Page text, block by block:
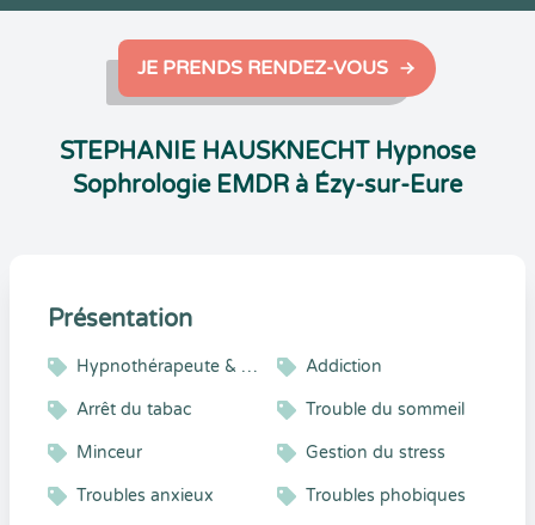
JE PRENDS RENDEZ-VOUS
STEPHANIE HAUSKNECHT Hypnose
Sophrologie EMDR à Ézy-sur-Eure
Présentation
Hypnothérapeute & Sophrologue Addiction
Arrêt du tabac Trouble du sommeil
Minceur Gestion du stress
Troubles anxieux Troubles phobiques